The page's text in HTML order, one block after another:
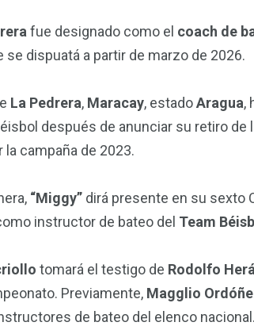
fue designado como el coach de
se dispuatá a partir de marzo de 2026.
La Pedrera, Maracay, estadoAragua,
después de anunciar su retiro de
la campaña de 2023.
“Miggy” dirá presente en su sexto
instructor de bateo del Team
tomará el testigo de Rodolfo
Previamente, Magglio
de bateo del elenco nacional.